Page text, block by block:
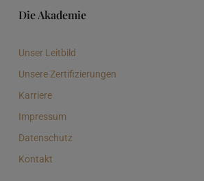
Die Akademie
Unser Leitbild
Unsere Zertifizierungen
Karriere
Impressum
Datenschutz
Kontakt